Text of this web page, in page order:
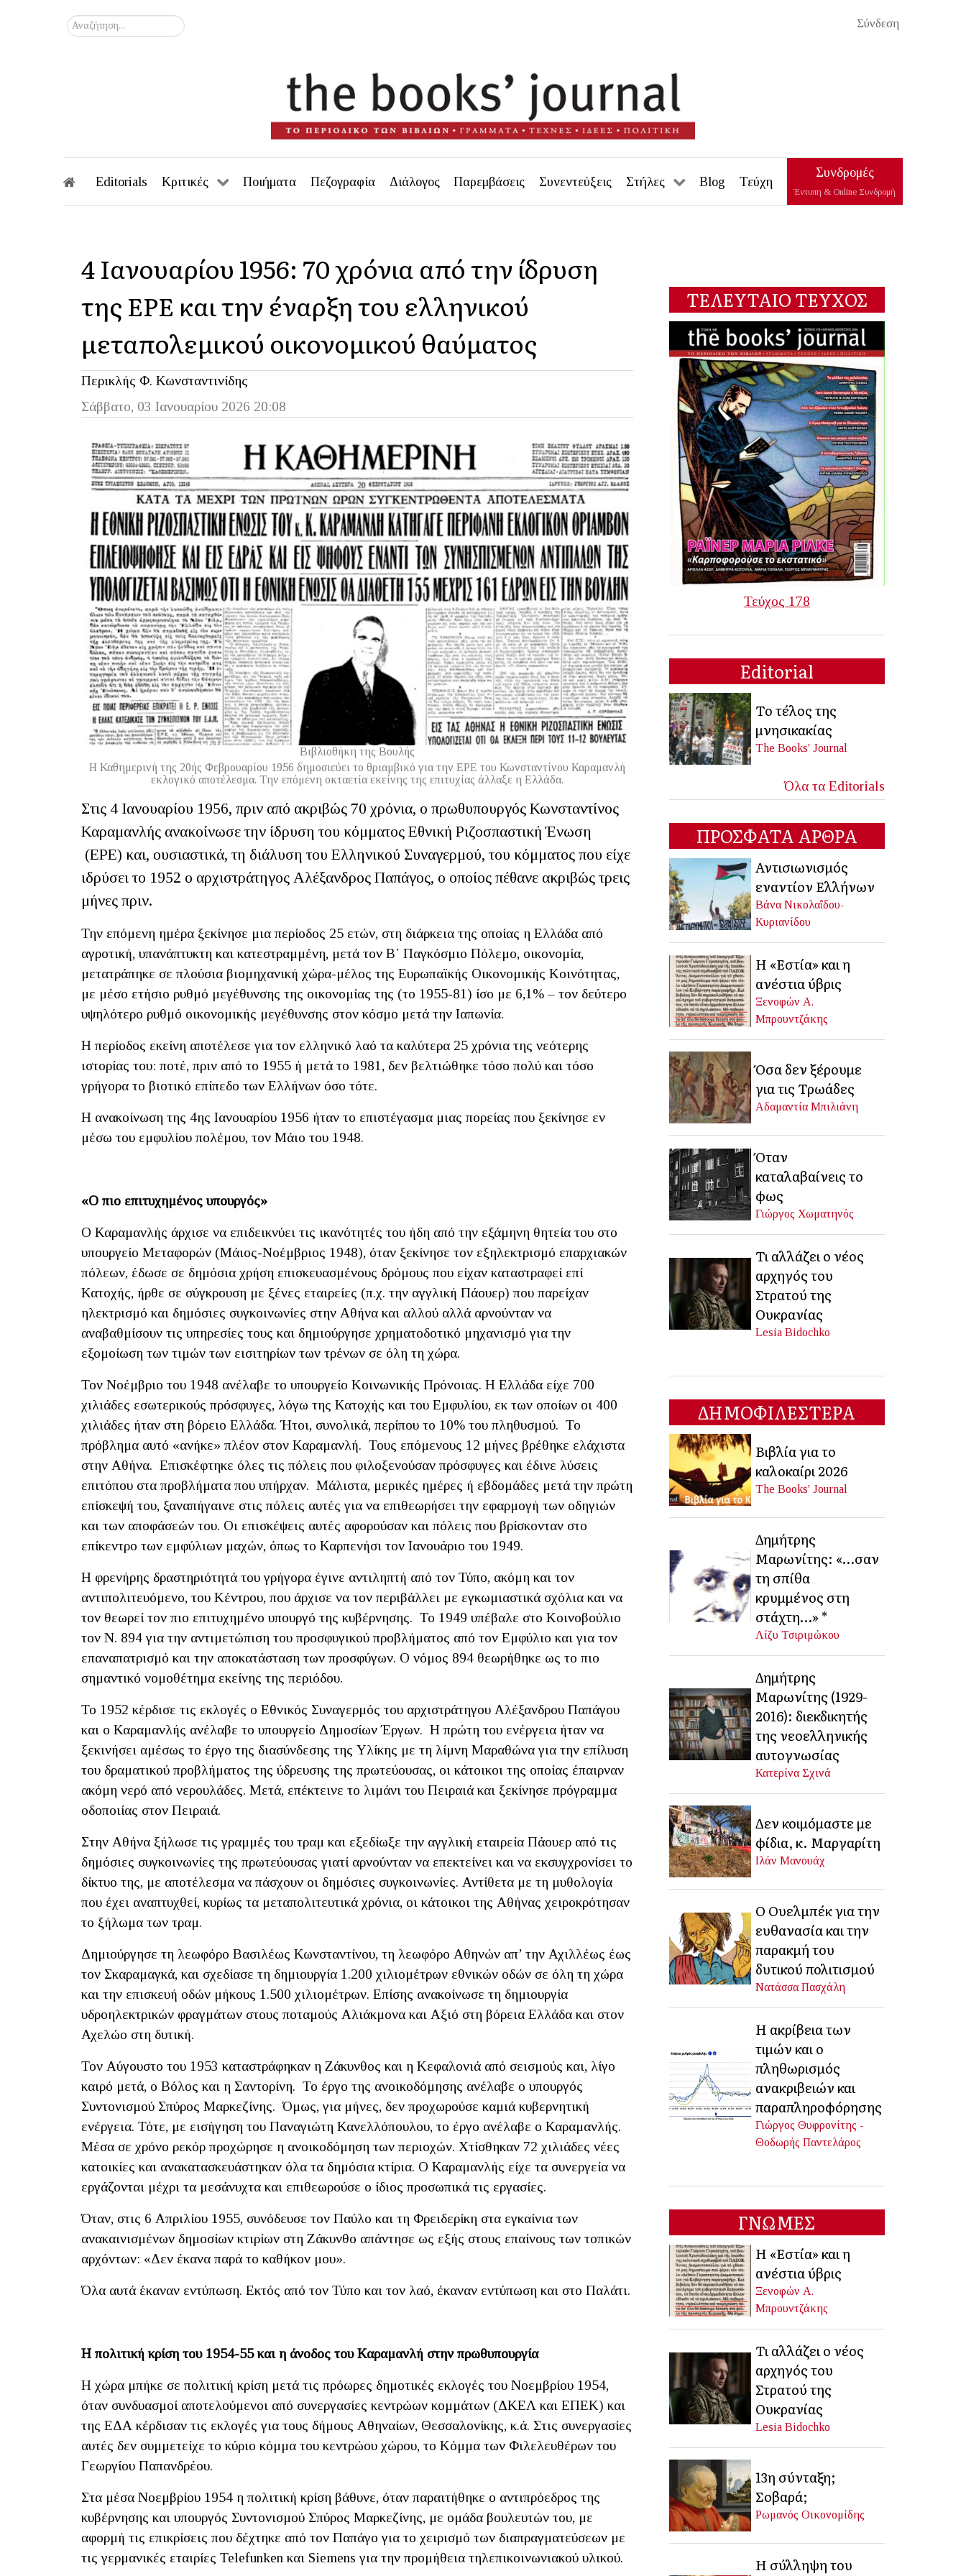
Σύνδεση
Αναζήτηση...
Editorials Κριτικές Ποιήματα Πεζογραφία Διάλογος Παρεμβάσεις Συνεντεύξεις Στήλες Blog Τεύχη
Συνδρομές
Έντυπη & Online Συνδρομή
4 Ιανουαρίου 1956: 70 χρόνια από την ίδρυση
της ΕΡΕ και την έναρξη του ελληνικού
μεταπολεμικού οικονομικού θαύματος
Περικλής Φ. Κωνσταντινίδης
Σάββατο, 03 Ιανουαρίου 2026 20:08
Βιβλιοθήκη της Βουλής
Η Καθημερινή της 20ής Φεβρουαρίου 1956 δημοσιεύει το θριαμβικό για την ΕΡΕ του Κωνσταντίνου Καραμανλή
εκλογικό αποτέλεσμα. Την επόμενη οκταετία εκείνης της επιτυχίας άλλαξε η Ελλάδα.
Στις 4 Ιανουαρίου 1956, πριν από ακριβώς 70 χρόνια, ο πρωθυπουργός Κωνσταντίνος
Καραμανλής ανακοίνωσε την ίδρυση του κόμματος Εθνική Ριζοσπαστική Ένωση
(ΕΡΕ) και, ουσιαστικά, τη διάλυση του Ελληνικού Συναγερμού, του κόμματος που είχε
ιδρύσει το 1952 ο αρχιστράτηγος Αλέξανδρος Παπάγος, ο οποίος πέθανε ακριβώς τρεις
μήνες πριν.
Την επόμενη ημέρα ξεκίνησε μια περίοδος 25 ετών, στη διάρκεια της οποίας η Ελλάδα από
αγροτική, υπανάπτυκτη και κατεστραμμένη, μετά τον Β΄ Παγκόσμιο Πόλεμο, οικονομία,
μετατράπηκε σε πλούσια βιομηχανική χώρα-μέλος της Ευρωπαϊκής Οικονομικής Κοινότητας,
με μέσο ετήσιο ρυθμό μεγέθυνσης της οικονομίας της (το 1955-81) ίσο με 6,1% – τον δεύτερο
υψηλότερο ρυθμό οικονομικής μεγέθυνσης στον κόσμο μετά την Ιαπωνία.
Η περίοδος εκείνη αποτέλεσε για τον ελληνικό λαό τα καλύτερα 25 χρόνια της νεότερης
ιστορίας του: ποτέ, πριν από το 1955 ή μετά το 1981, δεν βελτιώθηκε τόσο πολύ και τόσο
γρήγορα το βιοτικό επίπεδο των Ελλήνων όσο τότε.
Η ανακοίνωση της 4ης Ιανουαρίου 1956 ήταν το επιστέγασμα μιας πορείας που ξεκίνησε εν
μέσω του εμφυλίου πολέμου, τον Μάιο του 1948.
«Ο πιο επιτυχημένος υπουργός»
Ο Καραμανλής άρχισε να επιδεικνύει τις ικανότητές του ήδη από την εξάμηνη θητεία του στο
υπουργείο Μεταφορών (Μάιος-Νοέμβριος 1948), όταν ξεκίνησε τον εξηλεκτρισμό επαρχιακών
πόλεων, έδωσε σε δημόσια χρήση επισκευασμένους δρόμους που είχαν καταστραφεί επί
Κατοχής, ήρθε σε σύγκρουση με ξένες εταιρείες (π.χ. την αγγλική Πάουερ) που παρείχαν
ηλεκτρισμό και δημόσιες συγκοινωνίες στην Αθήνα και αλλού αλλά αρνούνταν να
αναβαθμίσουν τις υπηρεσίες τους και δημιούργησε χρηματοδοτικό μηχανισμό για την
εξομοίωση των τιμών των εισιτηρίων των τρένων σε όλη τη χώρα.
Τον Νοέμβριο του 1948 ανέλαβε το υπουργείο Κοινωνικής Πρόνοιας. Η Ελλάδα είχε 700
χιλιάδες εσωτερικούς πρόσφυγες, λόγω της Κατοχής και του Εμφυλίου, εκ των οποίων οι 400
χιλιάδες ήταν στη βόρειο Ελλάδα. Ήτοι, συνολικά, περίπου το 10% του πληθυσμού. Το
πρόβλημα αυτό «ανήκε» πλέον στον Καραμανλή. Τους επόμενους 12 μήνες βρέθηκε ελάχιστα
στην Αθήνα. Επισκέφτηκε όλες τις πόλεις που φιλοξενούσαν πρόσφυγες και έδινε λύσεις
επιτόπου στα προβλήματα που υπήρχαν. Μάλιστα, μερικές ημέρες ή εβδομάδες μετά την πρώτη
επίσκεψή του, ξαναπήγαινε στις πόλεις αυτές για να επιθεωρήσει την εφαρμογή των οδηγιών
και των αποφάσεών του. Οι επισκέψεις αυτές αφορούσαν και πόλεις που βρίσκονταν στο
επίκεντρο των εμφύλιων μαχών, όπως το Καρπενήσι τον Ιανουάριο του 1949.
Η φρενήρης δραστηριότητά του γρήγορα έγινε αντιληπτή από τον Τύπο, ακόμη και τον
αντιπολιτευόμενο, του Κέντρου, που άρχισε να τον περιβάλλει με εγκωμιαστικά σχόλια και να
τον θεωρεί τον πιο επιτυχημένο υπουργό της κυβέρνησης. Το 1949 υπέβαλε στο Κοινοβούλιο
τον Ν. 894 για την αντιμετώπιση του προσφυγικού προβλήματος από τον Εμφύλιο και για τον
επαναπατρισμό και την αποκατάσταση των προσφύγων. Ο νόμος 894 θεωρήθηκε ως το πιο
σημαντικό νομοθέτημα εκείνης της περιόδου.
Το 1952 κέρδισε τις εκλογές ο Εθνικός Συναγερμός του αρχιστράτηγου Αλέξανδρου Παπάγου
και ο Καραμανλής ανέλαβε το υπουργείο Δημοσίων Έργων. Η πρώτη του ενέργεια ήταν να
ξεκινήσει αμέσως το έργο της διασύνδεσης της Υλίκης με τη λίμνη Μαραθώνα για την επίλυση
του δραματικού προβλήματος της ύδρευσης της πρωτεύουσας, οι κάτοικοι της οποίας έπαιρναν
ακόμη νερό από νερουλάδες. Μετά, επέκτεινε το λιμάνι του Πειραιά και ξεκίνησε πρόγραμμα
οδοποιίας στον Πειραιά.
Στην Αθήνα ξήλωσε τις γραμμές του τραμ και εξεδίωξε την αγγλική εταιρεία Πάουερ από τις
δημόσιες συγκοινωνίες της πρωτεύουσας γιατί αρνούνταν να επεκτείνει και να εκσυγχρονίσει το
δίκτυο της, με αποτέλεσμα να πάσχουν οι δημόσιες συγκοινωνίες. Αντίθετα με τη μυθολογία
που έχει αναπτυχθεί, κυρίως τα μεταπολιτευτικά χρόνια, οι κάτοικοι της Αθήνας χειροκρότησαν
το ξήλωμα των τραμ.
Δημιούργησε τη λεωφόρο Βασιλέως Κωνσταντίνου, τη λεωφόρο Αθηνών απ’ την Αχιλλέως έως
τον Σκαραμαγκά, και σχεδίασε τη δημιουργία 1.200 χιλιομέτρων εθνικών οδών σε όλη τη χώρα
και την επισκευή οδών μήκους 1.500 χιλιομέτρων. Επίσης ανακοίνωσε τη δημιουργία
υδροηλεκτρικών φραγμάτων στους ποταμούς Αλιάκμονα και Αξιό στη βόρεια Ελλάδα και στον
Αχελώο στη δυτική.
Τον Αύγουστο του 1953 καταστράφηκαν η Ζάκυνθος και η Κεφαλονιά από σεισμούς και, λίγο
καιρό μετά, ο Βόλος και η Σαντορίνη. Το έργο της ανοικοδόμησης ανέλαβε ο υπουργός
Συντονισμού Σπύρος Μαρκεζίνης. Όμως, για μήνες, δεν προχωρούσε καμιά κυβερνητική
ενέργεια. Τότε, με εισήγηση του Παναγιώτη Κανελλόπουλου, το έργο ανέλαβε ο Καραμανλής.
Μέσα σε χρόνο ρεκόρ προχώρησε η ανοικοδόμηση των περιοχών. Χτίσθηκαν 72 χιλιάδες νέες
κατοικίες και ανακατασκευάστηκαν όλα τα δημόσια κτίρια. Ο Καραμανλής είχε τα συνεργεία να
εργάζονται μέχρι τα μεσάνυχτα και επιθεωρούσε ο ίδιος προσωπικά τις εργασίες.
Όταν, στις 6 Απριλίου 1955, συνόδευσε τον Παύλο και τη Φρειδερίκη στα εγκαίνια των
ανακαινισμένων δημοσίων κτιρίων στη Ζάκυνθο απάντησε ως εξής στους επαίνους των τοπικών
αρχόντων: «Δεν έκανα παρά το καθήκον μου».
Όλα αυτά έκαναν εντύπωση. Εκτός από τον Τύπο και τον λαό, έκαναν εντύπωση και στο Παλάτι.
Η πολιτική κρίση του 1954-55 και η άνοδος του Καραμανλή στην πρωθυπουργία
Η χώρα μπήκε σε πολιτική κρίση μετά τις πρόωρες δημοτικές εκλογές του Νοεμβρίου 1954,
όταν συνδυασμοί αποτελούμενοι από συνεργασίες κεντρώων κομμάτων (ΔΚΕΛ και ΕΠΕΚ) και
της ΕΔΑ κέρδισαν τις εκλογές για τους δήμους Αθηναίων, Θεσσαλονίκης, κ.ά. Στις συνεργασίες
αυτές δεν συμμετείχε το κύριο κόμμα του κεντρώου χώρου, το Κόμμα των Φιλελευθέρων του
Γεωργίου Παπανδρέου.
Στα μέσα Νοεμβρίου 1954 η πολιτική κρίση βάθυνε, όταν παραιτήθηκε ο αντιπρόεδρος της
κυβέρνησης και υπουργός Συντονισμού Σπύρος Μαρκεζίνης, με ομάδα βουλευτών του, με
αφορμή τις επικρίσεις που δέχτηκε από τον Παπάγο για το χειρισμό των διαπραγματεύσεων με
τις γερμανικές εταιρίες Telefunken και Siemens για την προμήθεια τηλεπικοινωνιακού υλικού.
ΤΕΛΕΥΤΑΙΟ ΤΕΥΧΟΣ
Τεύχος 178
Editorial
Το τέλος της
μνησικακίας
The Books' Journal
Όλα τα Editorials
ΠΡΟΣΦΑΤΑ ΑΡΘΡΑ
Αντισιωνισμός
εναντίον Ελλήνων
Βάνα Νικολαΐδου-
Κυριανίδου
Η «Εστία» και η
ανέστια ύβρις
Ξενοφών Α.
Μπρουντζάκης
Όσα δεν ξέρουμε
για τις Τρωάδες
Αδαμαντία Μπιλιάνη
Όταν
καταλαβαίνεις το
φως
Γιώργος Χωματηνός
Τι αλλάζει ο νέος
αρχηγός του
Στρατού της
Ουκρανίας
Lesia Bidochko
ΔΗΜΟΦΙΛΕΣΤΕΡΑ
Βιβλία για το
καλοκαίρι 2026
The Books' Journal
Δημήτρης
Μαρωνίτης: «…σαν
τη σπίθα
κρυμμένος στη
στάχτη…» *
Λίζυ Τσιριμώκου
Δημήτρης
Μαρωνίτης (1929-
2016): διεκδικητής
της νεοελληνικής
αυτογνωσίας
Κατερίνα Σχινά
Δεν κοιμόμαστε με
φίδια, κ. Μαργαρίτη
Ιλάν Μανουάχ
Ο Ουελμπέκ για την
ευθανασία και την
παρακμή του
δυτικού πολιτισμού
Νατάσσα Πασχάλη
Η ακρίβεια των
τιμών και ο
πληθωρισμός
ανακριβειών και
παραπληροφόρησης
Γιώργος Θυφρονίτης -
Θοδωρής Παντελάρος
ΓΝΩΜΕΣ
Η «Εστία» και η
ανέστια ύβρις
Ξενοφών Α.
Μπρουντζάκης
Τι αλλάζει ο νέος
αρχηγός του
Στρατού της
Ουκρανίας
Lesia Bidochko
13η σύνταξη;
Σοβαρά;
Ρωμανός Οικονομίδης
Η σύλληψη του